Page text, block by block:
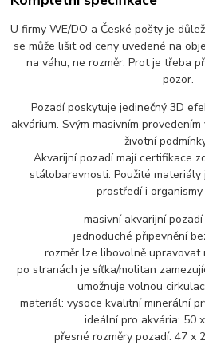
U firmy WE/DO a České pošty je
se může lišit od ceny uvedené na
na váhu, ne rozměr. Prot je třeba
pozor.
Pozadí poskytuje jedinečný 3D
akvárium. Svým masivním
životní
Akvarijní pozadí mají certifikace
stálobarevnosti. Použité
prostředí i organismy
masivní akvarijní
jednoduché připevnění
rozměr lze libovolně upravovat
po stranách je síťka/molitan
umožnuje volnou
materiál: vysoce kvalitní minerální
ideální pro akvária: 50
přesné rozměry pozadí: 47 x